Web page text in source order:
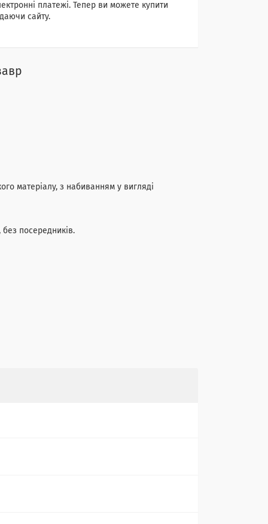
платежі. Тепер ви можете купити
сайту.
матеріалу, з набиванням у вигляді
посередників.